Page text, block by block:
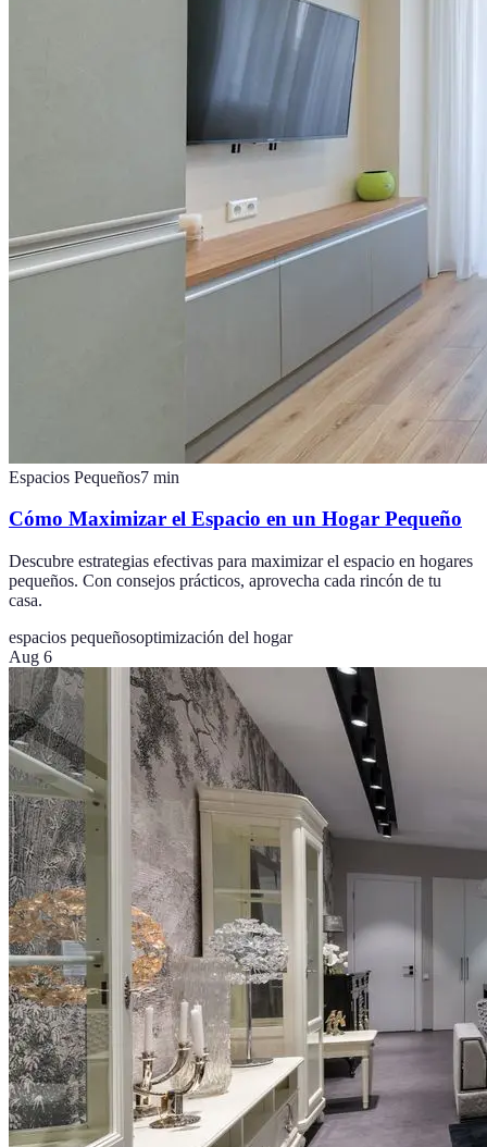
Espacios Pequeños7 min
Cómo Maximizar el Espacio en un Hogar Pequeño
Descubre estrategias efectivas para maximizar el espacio en hogares
pequeños. Con consejos prácticos, aprovecha cada rincón de tu
casa.
espacios pequeñosoptimización del hogar
Aug 6